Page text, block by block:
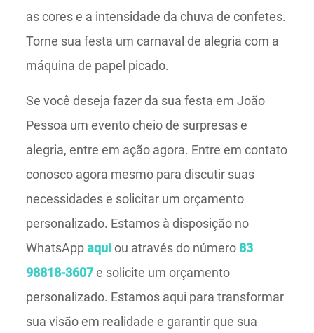
as cores e a intensidade da chuva de confetes.
Torne sua festa um carnaval de alegria com a
máquina de papel picado.
Se você deseja fazer da sua festa em João
Pessoa um evento cheio de surpresas e
alegria, entre em ação agora. Entre em contato
conosco agora mesmo para discutir suas
necessidades e solicitar um orçamento
personalizado. Estamos à disposição no
WhatsAppaquiou através do número 83
98818-3607e solicite um orçamento
personalizado. Estamos aqui para transformar
sua visão em realidade e garantir que sua